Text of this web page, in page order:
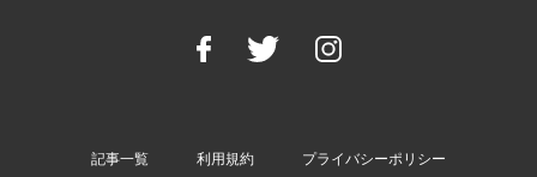
記事一覧 利用規約 プライバシーポリシー